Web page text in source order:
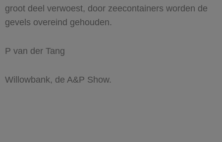
groot deel verwoest, door zeecontainers worden de
gevels overeind gehouden.
P van der Tang
Willowbank, de A&P Show.